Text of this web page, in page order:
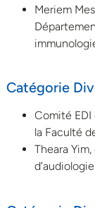
Meriem
Catégorie
Comité
la Faculté
Theara